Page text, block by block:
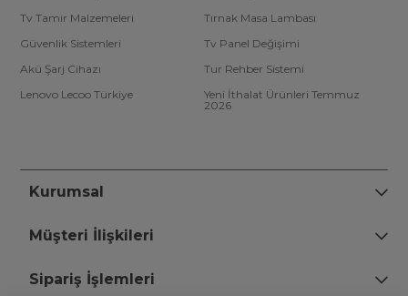
Tv Tamir Malzemeleri
Tırnak Masa Lambası
Güvenlik Sistemleri
Tv Panel Değişimi
Akü Şarj Cihazı
Tur Rehber Sistemi
Lenovo Lecoo Türkiye
Yeni İthalat Ürünleri Temmuz
2026
Kurumsal
Müşteri İlişkileri
Sipariş İşlemleri